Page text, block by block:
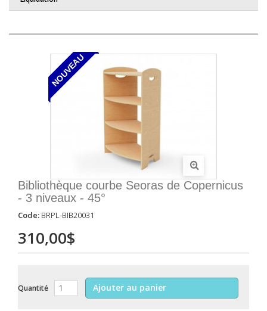
NOUVEAU
Bibliothèque courbe Seoras de Copernicus
- 3 niveaux - 45°
Code: BRPL-BIB20031
310,00$
Quantité Ajouter au panier